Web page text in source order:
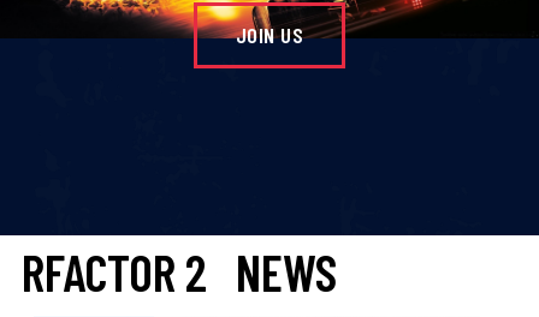
JOIN US
RFACTOR 2 NEWS